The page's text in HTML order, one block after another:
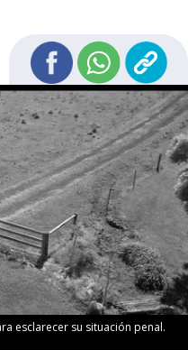
esclarecer su situación penal.